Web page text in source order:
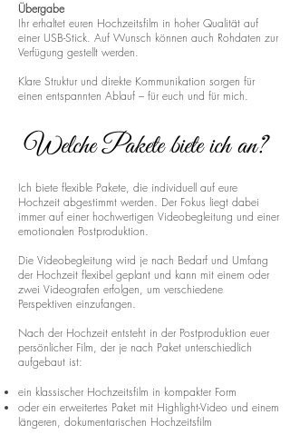
Übergabe
Ihr erhaltet euren Hochzeitsfilm in hoher Qualität auf
einer USB-Stick. Auf Wunsch können auch Rohdaten zur
Verfügung gestellt werden.
Klare Struktur und direkte Kommunikation sorgen für
einen entspannten Ablauf – für euch und für mich.
Welche Pakete biete ich an?
Ich biete flexible Pakete, die individuell auf eure
Hochzeit abgestimmt werden. Der Fokus liegt dabei
immer auf einer hochwertigen Videobegleitung und einer
emotionalen Postproduktion.
Die Videobegleitung wird je nach Bedarf und Umfang
der Hochzeit flexibel geplant und kann mit einem oder
zwei Videografen erfolgen, um verschiedene
Perspektiven einzufangen.
Nach der Hochzeit entsteht in der Postproduktion euer
persönlicher Film, der je nach Paket unterschiedlich
aufgebaut ist:
ein klassischer Hochzeitsfilm in kompakter Form
oder ein erweitertes Paket mit Highlight-Video und einem
längeren, dokumentarischen Hochzeitsfilm